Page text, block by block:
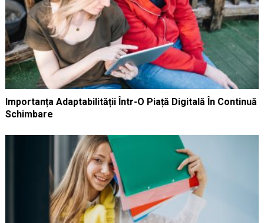
Importanța Adaptabilității Într-O Piață Digitală În Continuă
Schimbare